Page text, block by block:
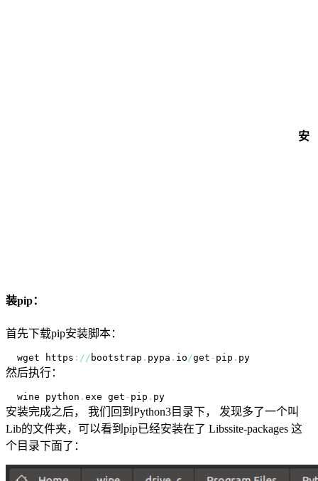
安
装pip：
首先下载pip安装脚本：
wget https : / / bootstrap . pypa . io /get - pip . py
然后执行：
wine python . exe get - pip . py
安装完成之后， 我们回到Python3目录下， 发现多了一个叫
Lib的文件夹，可以看到pip已经安装在了 Libssite-packages 这
个目录下面了：